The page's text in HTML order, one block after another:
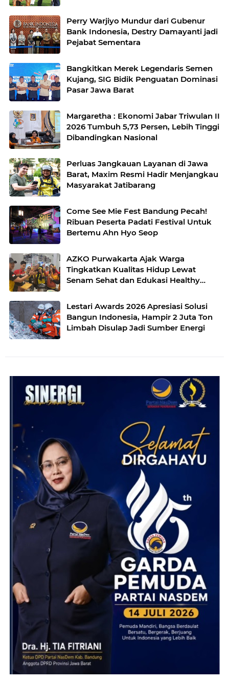
Perry Warjiyo Mundur dari Gubenur
Bank Indonesia, Destry Damayanti jadi
Pejabat Sementara
Bangkitkan Merek Legendaris Semen
Kujang, SIG Bidik Penguatan Dominasi
Pasar Jawa Barat
Margaretha : Ekonomi Jabar Triwulan II
2026 Tumbuh 5,73 Persen, Lebih Tinggi
Dibandingkan Nasional
Perluas Jangkauan Layanan di Jawa
Barat, Maxim Resmi Hadir Menjangkau
Masyarakat Jatibarang
Come See Mie Fest Bandung Pecah!
Ribuan Peserta Padati Festival Untuk
Bertemu Ahn Hyo Seop
AZKO Purwakarta Ajak Warga
Tingkatkan Kualitas Hidup Lewat
Senam Sehat dan Edukasi Healthy
Lestari Awards 2026 Apresiasi Solusi
Bangun Indonesia, Hampir 2 Juta Ton
Limbah Disulap Jadi Sumber Energi